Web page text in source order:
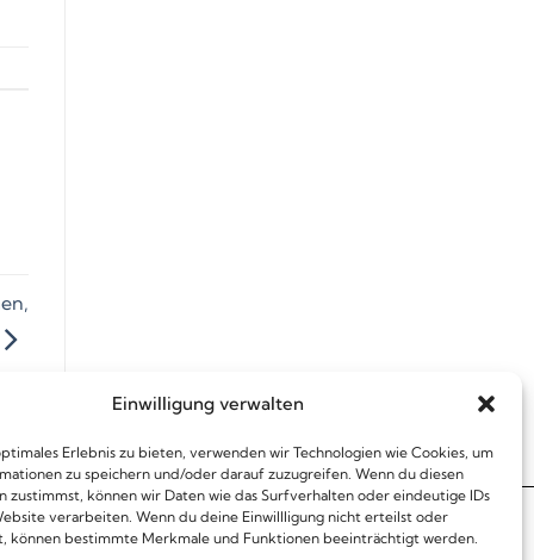
Einwilligung verwalten
Erlebnis zu bieten, verwenden wir Technologien wie Cookies, um
zu speichern und/oder darauf zuzugreifen. Wenn du diesen
zustimmst, können wir Daten wie das Surfverhalten oder eindeutige IDs
verarbeiten. Wenn du deine Einwillligung nicht erteilst oder
können bestimmte Merkmale und Funktionen beeinträchtigt werden.